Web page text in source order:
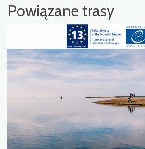
Powiązane trasy